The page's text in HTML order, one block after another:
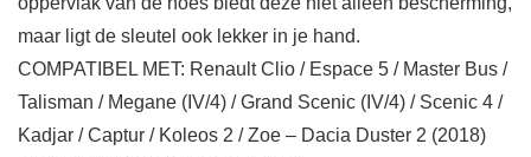
maar ligt de sleutel ook lekker in je hand.
COMPATIBEL MET: Renault Clio / Espace 5 / Master Bus /
Talisman / Megane (IV/4) / Grand Scenic (IV/4) / Scenic 4 /
Kadjar / Captur / Koleos 2 / Zoe – Dacia Duster 2 (2018)